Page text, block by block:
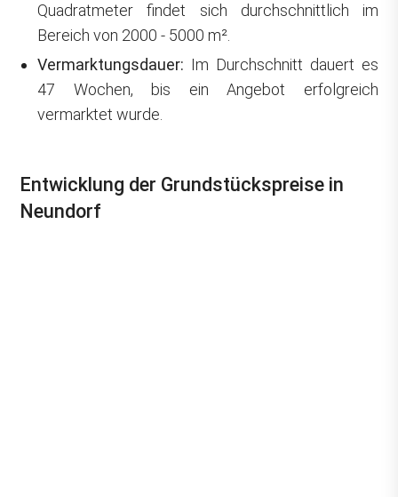
Quadratmeter findet sich durchschnittlich im
Bereich von 2000 - 5000 m².
Vermarktungsdauer: Im Durchschnitt dauert es
47 Wochen, bis ein Angebot erfolgreich
vermarktet wurde.
Entwicklung der Grundstückspreise in
Neundorf